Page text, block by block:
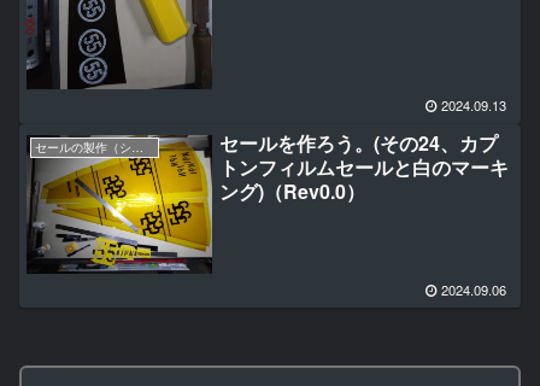
2024.09.13
セールの製作（シングルパネル編）
セールを作ろう。(その24、カプ
トンフィルムセールと白のマーキ
ング)（Rev0.0）
2024.09.06